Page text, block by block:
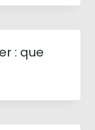
: que